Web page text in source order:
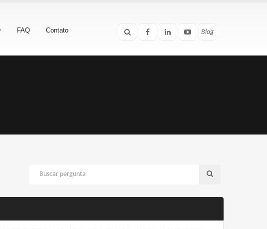
FAQ Contato Blog